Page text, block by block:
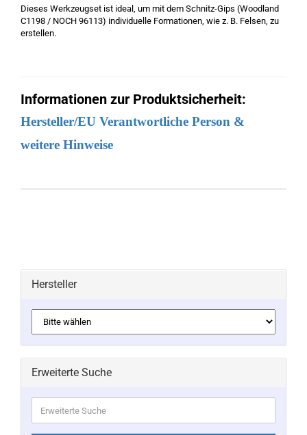
Dieses Werkzeugset ist ideal, um mit dem Schnitz-Gips (Woodland
C1198 / NOCH 96113) individuelle Formationen, wie z. B. Felsen, zu
erstellen.
Informationen zur Produktsicherheit:
Hersteller/EU Verantwortliche Person &
weitere Hinweise
Hersteller
Erweiterte Suche
Suche